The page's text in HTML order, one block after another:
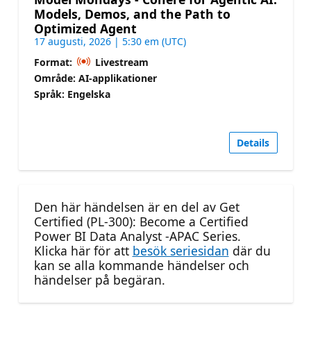
Models, Demos, and the Path to
Optimized Agent
17 augusti, 2026 | 5:30 em (UTC)
Format:
Livestream
Område: AI-applikationer
Språk: Engelska
Details
Den här händelsen är en del av Get
Certified (PL-300): Become a Certified
Power BI Data Analyst -APAC Series.
Klicka här för att besök seriesidan där du
kan se alla kommande händelser och
händelser på begäran.